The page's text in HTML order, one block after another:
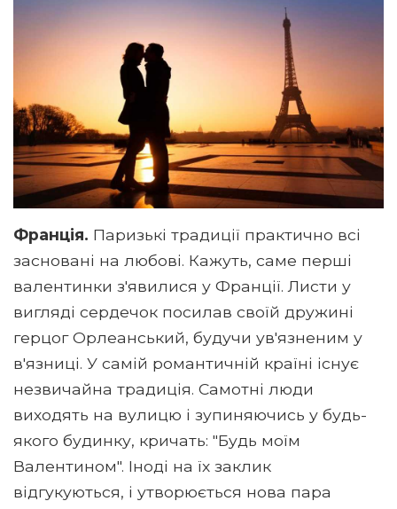
Франція. Паризькі традиції практично всі
засновані на любові. Кажуть, саме перші
валентинки з'явилися у Франції. Листи у
вигляді сердечок посилав своїй дружині
герцог Орлеанський, будучи ув'язненим у
в'язниці. У самій романтичній країні існує
незвичайна традиція. Самотні люди
виходять на вулицю і зупиняючись у будь-
якого будинку, кричать: "Будь моїм
Валентином". Іноді на їх заклик
відгукуються, і утворюється нова пара